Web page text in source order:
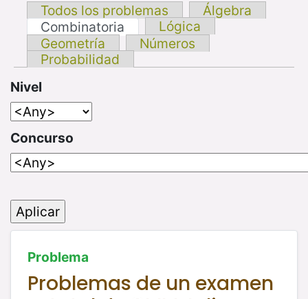
Todos los problemas
Álgebra
Combinatoria
Lógica
Geometría
Números
Probabilidad
Nivel
Concurso
Problema
Problemas de un examen